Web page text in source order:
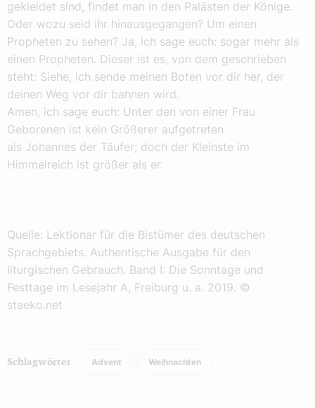
gekleidet sind, findet man in den Palästen der Könige.
Oder wozu seid ihr hinausgegangen? Um einen
Propheten zu sehen? Ja, ich sage euch: sogar mehr als
einen Propheten. Dieser ist es, von dem geschrieben
steht: Siehe, ich sende meinen Boten vor dir her, der
deinen Weg vor dir bahnen wird.
Amen, ich sage euch: Unter den von einer Frau
Geborenen ist kein Größerer aufgetreten
als Johannes der Täufer; doch der Kleinste im
Himmelreich ist größer als er.
Quelle: Lektionar für die Bistümer des deutschen
Sprachgebiets. Authentische Ausgabe für den
liturgischen Gebrauch. Band I: Die Sonntage und
Festtage im Lesejahr A, Freiburg u. a. 2019. ©
staeko.net
Schlagwörter Advent Weihnachten